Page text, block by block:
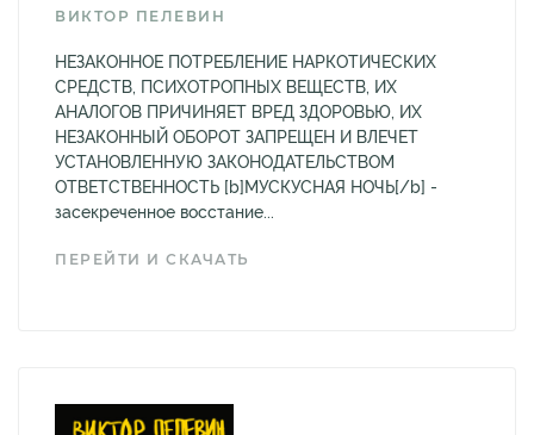
ВИКТОР ПЕЛЕВИН
НЕЗАКОННОЕ ПОТРЕБЛЕНИЕ НАРКОТИЧЕСКИХ
СРЕДСТВ, ПСИХОТРОПНЫХ ВЕЩЕСТВ, ИХ
АНАЛОГОВ ПРИЧИНЯЕТ ВРЕД ЗДОРОВЬЮ, ИХ
НЕЗАКОННЫЙ ОБОРОТ ЗАПРЕЩЕН И ВЛЕЧЕТ
УСТАНОВЛЕННУЮ ЗАКОНОДАТЕЛЬСТВОМ
ОТВЕТСТВЕННОСТЬ [b]МУСКУСНАЯ НОЧЬ[/b] -
засекреченное восстание...
ПЕРЕЙТИ И СКАЧАТЬ